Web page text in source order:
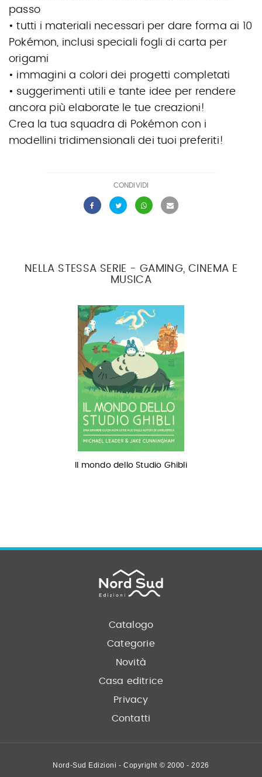
passo
• tutti i materiali necessari per dare forma ai 10
Pokémon, inclusi speciali fogli di carta per
origami
• immagini a colori dei progetti completati
• suggerimenti utili e tante idee per rendere
ancora più elaborate le tue creazioni!
Crea la tua squadra di Pokémon con i
modellini tridimensionali dei tuoi preferiti!
CONDIVIDI
NELLA STESSA SERIE - GAMING, CINEMA E
MUSICA
Il mondo dello Studio Ghibli
Catalogo
Categorie
Novità
Casa editrice
Privacy
Contatti
Nord-Sud Edizioni - Copyright © 2000 - 2026